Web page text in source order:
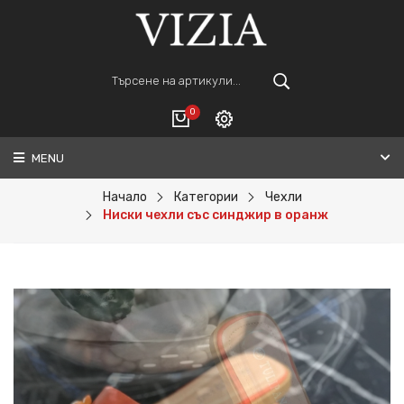
0
ВАШАТА КОЛИЧКА Е ПРАЗНА.
ПОРЪЧАЙ
Регистрация
MENU
Начало Категории
Чехли
Ниски чехли със синджир в оранж